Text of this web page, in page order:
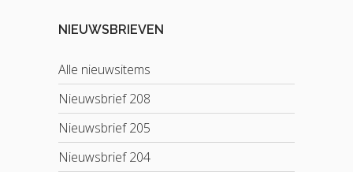
NIEUWSBRIEVEN
Alle nieuwsitems
Nieuwsbrief 208
Nieuwsbrief 205
Nieuwsbrief 204